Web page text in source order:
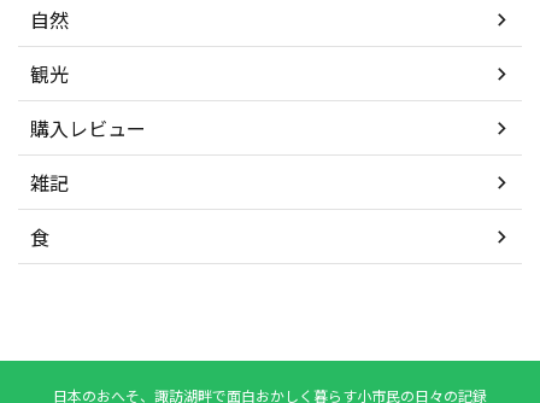
自然
観光
購入レビュー
雑記
食
日本のおへそ、諏訪湖畔で面白おかしく暮らす小市民の日々の記録